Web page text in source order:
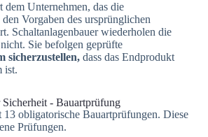
dem Unternehmen, das die
Vorgaben des ursprünglichen
Schaltanlagenbauer wiederholen die
Sie befolgen geprüfte
sicherzustellen,dass das Endprodukt
ist.
Sicherheit - Bauartprüfung
obligatorische Bauartprüfungen. Diese
Prüfungen.